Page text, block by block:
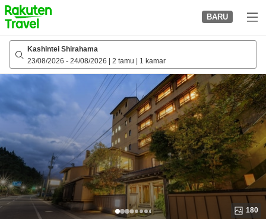
to
top
page
BARU
Kashintei Shirahama
23/08/2026 - 24/08/2026 2 tamu 1 kamar
180